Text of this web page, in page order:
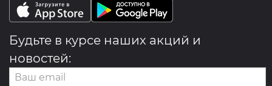
Будьте в курсе наших акций и
новостей: